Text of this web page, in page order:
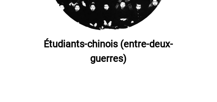
Étudiants-chinois (entre-deux-
guerres)